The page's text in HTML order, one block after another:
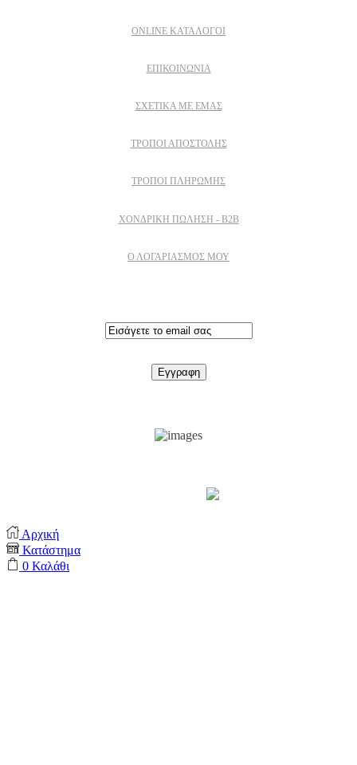
ONLINE ΚΑΤΑΛΟΓΟΙ
ΕΠΙΚΟΙΝΩΝΙΑ
ΣΧΕΤΙΚΆ ΜΕ ΕΜΆΣ
ΤΡΌΠΟΙ ΑΠΟΣΤΟΛΉΣ
ΤΡΌΠΟΙ ΠΛΗΡΩΜΉΣ
ΧΟΝΔΡΙΚΉ ΠΏΛΗΣΗ - B2B
Ο ΛΟΓΑΡΙΑΣΜΟΣ ΜΟΥ
Αρχική
Κατάστημα
0 Καλάθι